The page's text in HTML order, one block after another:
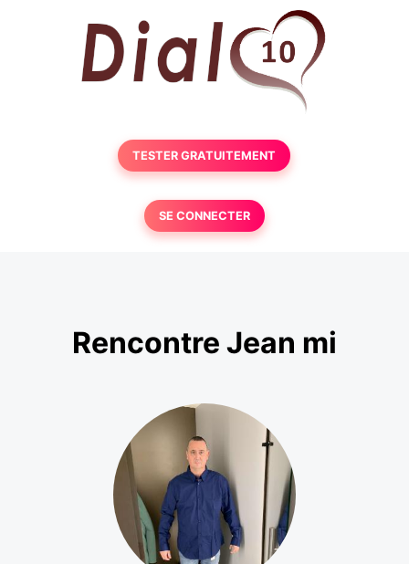
TESTER GRATUITEMENT
SE CONNECTER
Rencontre Jean mi